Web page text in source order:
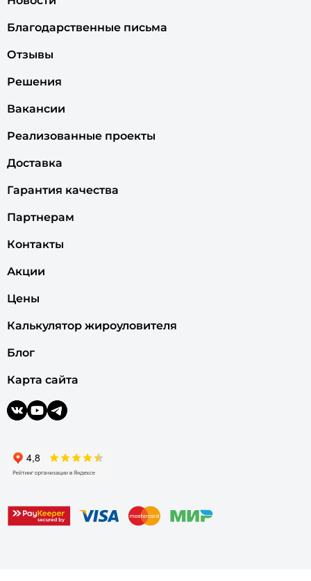
Благодарственные письма
Отзывы
Решения
Вакансии
Реализованные проекты
Доставка
Гарантия качества
Партнерам
Контакты
Акции
Цены
Калькулятор жироуловителя
Блог
Карта сайта